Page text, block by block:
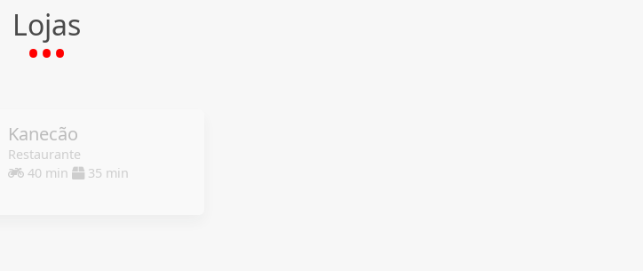
Lojas
Kanecão
Restaurante
40 min
35 min